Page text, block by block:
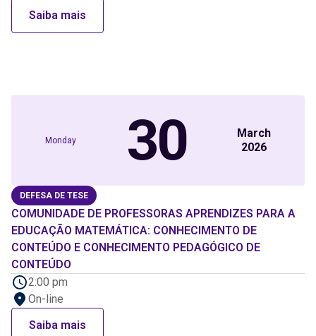
Saiba mais
Monday 30
March
2026
DEFESA DE TESE
COMUNIDADE DE PROFESSORAS APRENDIZES PARA A
EDUCAÇÃO MATEMÁTICA: CONHECIMENTO DE
CONTEÚDO E CONHECIMENTO PEDAGÓGICO DE
CONTEÚDO
2:00 pm
On-line
Saiba mais